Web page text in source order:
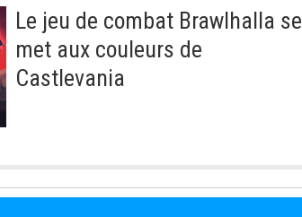
Le jeu de combat Brawlhalla se
met aux couleurs de
Castlevania